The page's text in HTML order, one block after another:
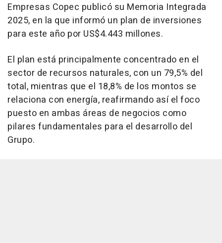
Empresas Copec publicó su Memoria Integrada
2025, en la que informó un plan de inversiones
para este año por US$4.443 millones.
El plan está principalmente concentrado en el
sector de recursos naturales, con un 79,5% del
total, mientras que el 18,8% de los montos se
relaciona con energía, reafirmando así el foco
puesto en ambas áreas de negocios como
pilares fundamentales para el desarrollo del
Grupo.